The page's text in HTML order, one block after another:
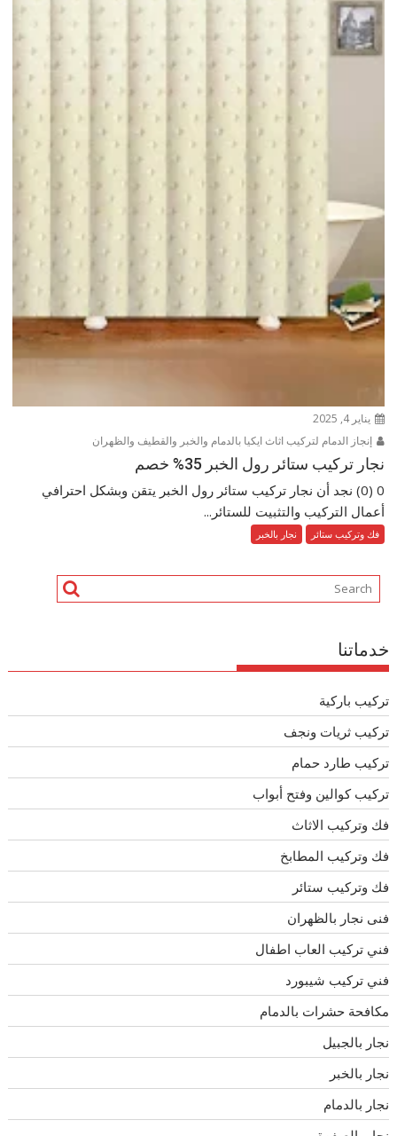
يناير 4, 2025
إنجاز الدمام لتركيب اثاث ايكيا بالدمام والخبر والقطيف والظهران
نجار تركيب ستائر رول الخبر 35% خصم
0 (0) نجد أن نجار تركيب ستائر رول الخبر يتقن وبشكل احترافي
أعمال التركيب والتثبيت للستائر...
فك وتركيب ستائر نجار بالخبر
خدماتنا
تركيب باركية
تركيب ثريات ونجف
تركيب طارد حمام
تركيب كوالين وفتح أبواب
فك وتركيب الاثاث
فك وتركيب المطابخ
فك وتركيب ستائر
فنى نجار بالظهران
فني تركيب العاب اطفال
فني تركيب شيبورد
مكافحة حشرات بالدمام
نجار بالجبيل
نجار بالخبر
نجار بالدمام